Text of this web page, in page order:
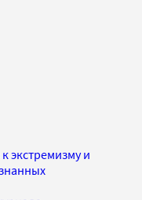
экстремизму и